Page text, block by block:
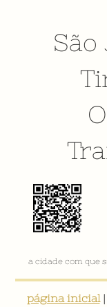
São
página inicial|